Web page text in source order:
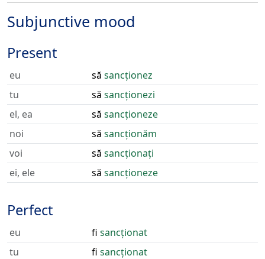
Subjunctive mood
Present
eu să sancționez
tu
să sancționezi
el, ea
să sancționeze
noi
să sancționăm
voi
să sancționați
ei, ele
să sancționeze
Perfect
eu fi sancționat
tu
fi sancționat